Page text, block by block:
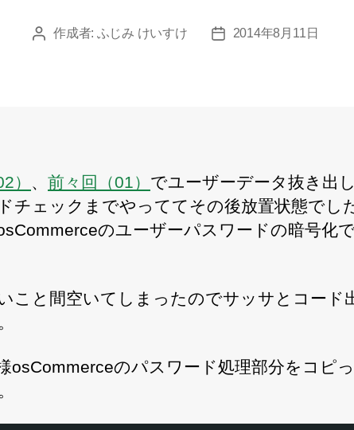
投 作成者: ふじみ けいすけ
投
2014年8月11日
） 前々回（01） でユーザーデータ抜き出
チェックまでやっててその後放置状態でし
のユーザーパスワードの暗号化
こと間空いてしまったのでサッサとコード
osCommerceのパスワード処理部分をコピ